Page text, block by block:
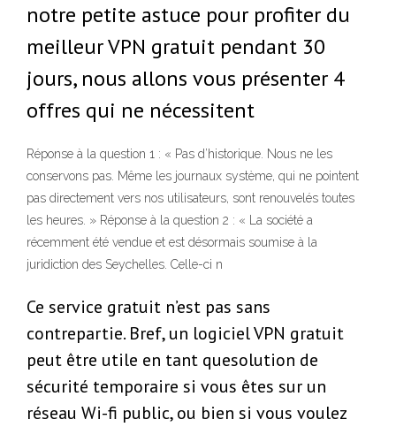
notre petite astuce pour profiter du
meilleur VPN gratuit pendant 30
jours, nous allons vous présenter 4
offres qui ne nécessitent
Réponse à la question 1 : « Pas d’historique. Nous ne les
conservons pas. Même les journaux système, qui ne pointent
pas directement vers nos utilisateurs, sont renouvelés toutes
les heures. » Réponse à la question 2 : « La société a
récemment été vendue et est désormais soumise à la
juridiction des Seychelles. Celle-ci n
Ce service gratuit n’est pas sans
contrepartie. Bref, un logiciel VPN gratuit
peut être utile en tant quesolution de
sécurité temporaire si vous êtes sur un
réseau Wi-fi public, ou bien si vous voulez